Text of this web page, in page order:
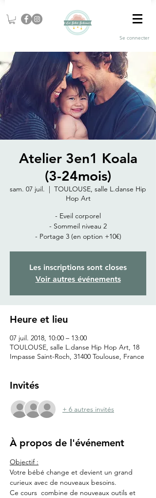
Se connecter
Atelier 3en1 Koala
(3-24mois)
sam. 07 juil.
  |
TOULOUSE, salle L.danse Hip
Hop Art
- Eveil corporel
- Sommeil niveau 2
- Portage 3 (en option +10€)
Les inscriptions sont closes
Voir autres événements
Heure et lieu
07 juil. 2018, 10:00 – 13:00
TOULOUSE, salle L.danse Hip Hop Art, 18
Impasse Saint-Roch, 31400 Toulouse, France
Invités
+ 6 autres invités
À propos de l'événement
Objectif :
Votre bébé change et devient un grand
curieux avec de nouveaux besoins.
Ce cours  combine de nouveaux outils et